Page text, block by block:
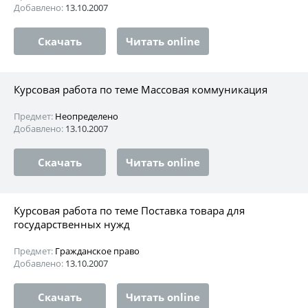
Добавлено: 13.10.2007
Скачать Читать online
Курсовая работа по теме Массовая коммуникация
Предмет: Неопределено
Добавлено: 13.10.2007
Скачать Читать online
Курсовая работа по теме Поставка товара для
государственных нужд
Предмет: Гражданское право
Добавлено: 13.10.2007
Скачать Читать online